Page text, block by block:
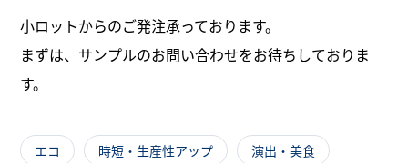
小ロットからのご発注承っております。
まずは、サンプルのお問い合わせをお待ちしておりま
す。
エコ 時短・生産性アップ 演出・美食